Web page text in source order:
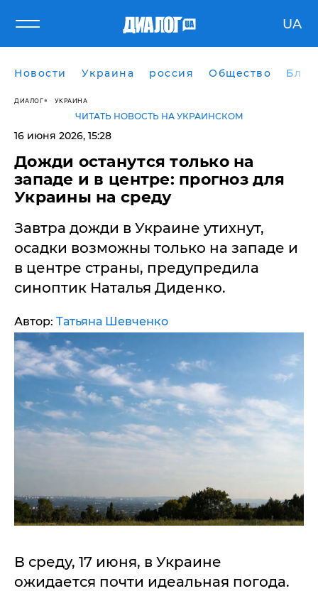
UA
Новости Украина россия Общество
ДИАЛОГ УКРАИНА
ЧИТАТЬ НОВОСТЬ НА УКРАИНСКОМ
16 июня 2026, 15:28
​Дожди останутся только на
западе и в центре: прогноз для
Украины на среду
Завтра дожди в Украине утихнут,
осадки возможны только на западе и
в центре страны, предупредила
синоптик Наталья Диденко.
Автор: Татьяна Шевченко
В среду, 17 июня, в Украине
ожидается почти идеальная погода.